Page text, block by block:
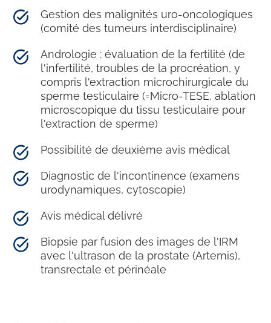
Gestion des malignités uro-oncologiques
(comité des tumeurs interdisciplinaire)
Andrologie : évaluation de la fertilité (de
l'infertilité, troubles de la procréation, y
compris l'extraction microchirurgicale du
sperme testiculaire (=Micro-TESE, ablation
microscopique du tissu testiculaire pour
l'extraction de sperme)
Possibilité de deuxième avis médical
Diagnostic de l'incontinence (examens
urodynamiques, cytoscopie)
Avis médical délivré
Biopsie par fusion des images de l'IRM
avec l'ultrason de la prostate (Artemis),
transrectale et périnéale